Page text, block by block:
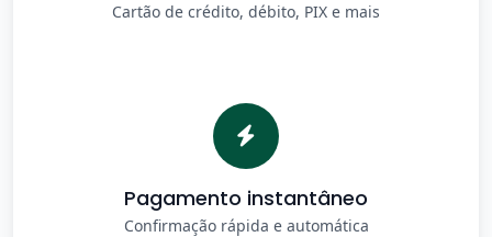
Cartão de crédito, débito, PIX e mais
Pagamento instantâneo
Confirmação rápida e automática